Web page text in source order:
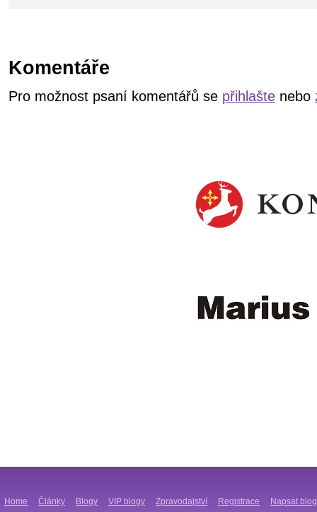
Komentáře
Pro možnost psaní komentářů se přihlašte nebo
Home Články Blogy VIP blogy Zpravodajství Registrace Napsat blog